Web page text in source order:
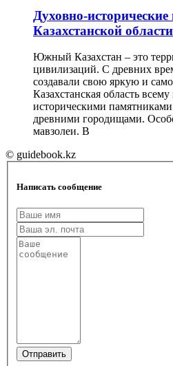
Духовно-
Казахстанской
Южный Казахстан – это
цивилизаций. С древних
создавали свою яркую и
Казахстанская область
историческими
древними городищами.
мавзолеи. В
© guidebook.kz
Написать сообщение
Отправить